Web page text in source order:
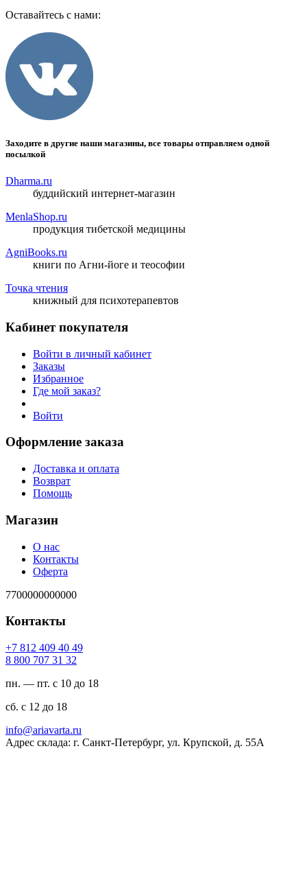
Оставайтесь с нами:
Заходите в другие наши магазины, все товары отправляем одной
посылкой
Dharma.ru
буддийский интернет-магазин
MenlaShop.ru
продукция тибетской медицины
AgniBooks.ru
книги по Агни-йоге и теософии
Точка чтения
книжный для психотерапевтов
Кабинет покупателя
Войти в личный кабинет
Заказы
Избранное
Где мой заказ?
Войти
Оформление заказа
Доставка и оплата
Возврат
Помощь
Магазин
О нас
Контакты
Оферта
7700000000000
Контакты
94 04 904 218 7+
23 13 707 008 8
пн. — пт. с 10 до 18
сб. с 12 до 18
ur.atravaira@ofni
Адрес склада: г. Санкт-Петербург, ул. Крупской, д. 55А